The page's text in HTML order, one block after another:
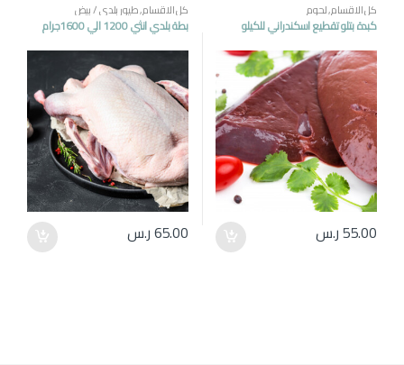
كل الاقسام,لحوم
كبدة بتلو تقطيع اسكندراني للكيلو
55.00ر.س
كل الاقسام,طيور بلدي / بيض
بطة بلدي انثي 1200 الي 1600جرام
65.00ر.س